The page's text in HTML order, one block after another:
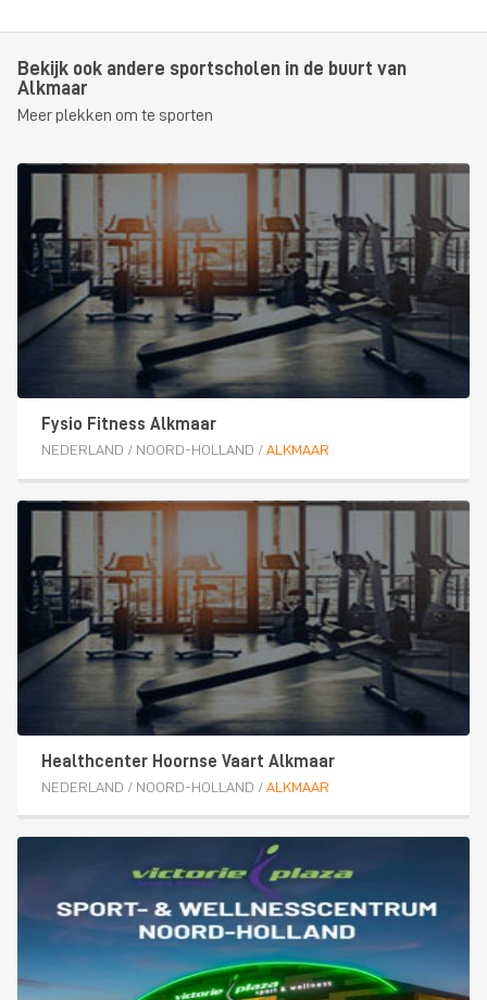
Bekijk ook andere sportscholen in de buurt van
Alkmaar
Meer plekken om te sporten
Fysio Fitness Alkmaar
NEDERLAND / NOORD-HOLLAND / ALKMAAR
Healthcenter Hoornse Vaart Alkmaar
NEDERLAND / NOORD-HOLLAND / ALKMAAR